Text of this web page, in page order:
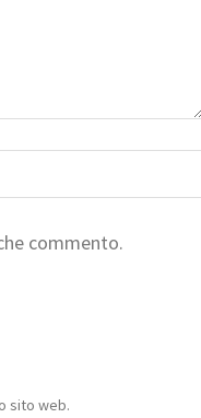
commento.
sito web.